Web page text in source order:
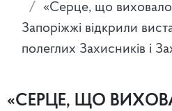
«Серце, що
Запоріжжі відкрили
полеглих Захисників і
«СЕРЦЕ, ЩО